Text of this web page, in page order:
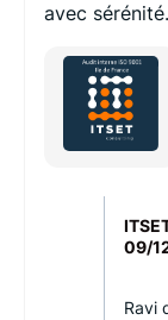
avec sérénité.
09/
Ravi